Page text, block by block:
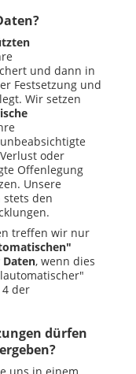
und dann in
Festsetzung und
Wir setzen
oder
Offenlegung
Unsere
den
treffen wir nur
, wenn dies
4 der
dürfen